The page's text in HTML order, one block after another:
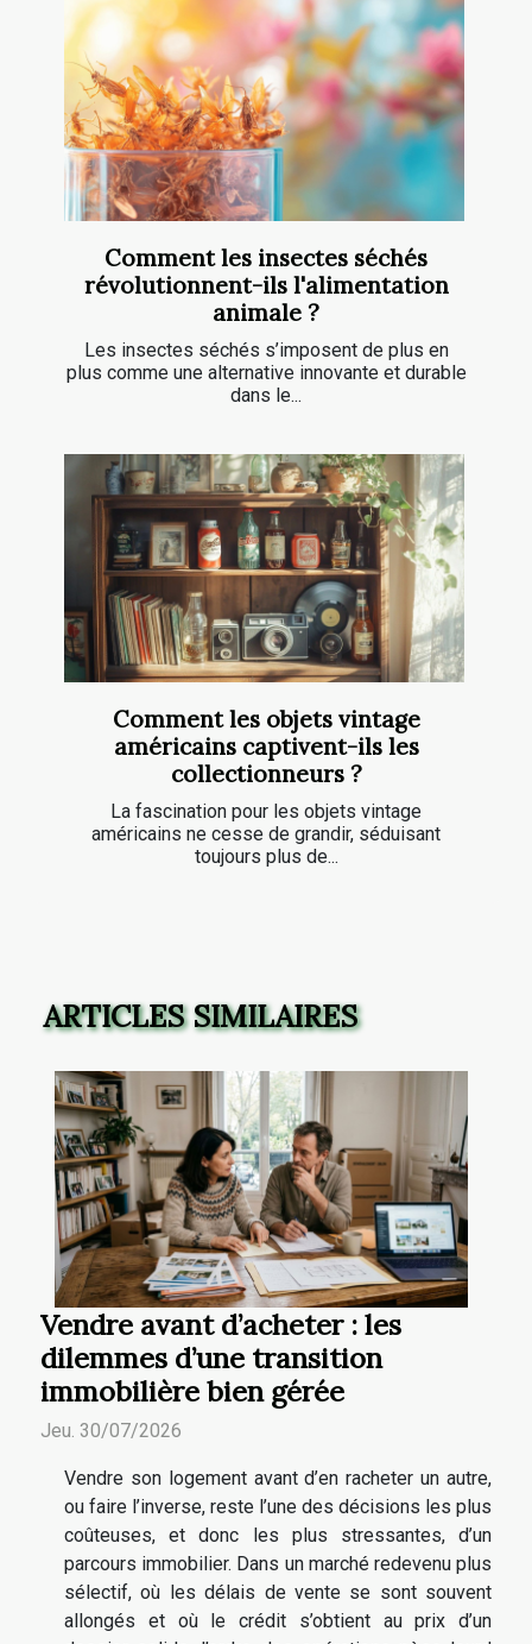
Comment les insectes séchés
révolutionnent-ils l'alimentation
animale ?
Les insectes séchés s’imposent de plus en
plus comme une alternative innovante et durable
dans le...
Comment les objets vintage
américains captivent-ils les
collectionneurs ?
La fascination pour les objets vintage
américains ne cesse de grandir, séduisant
toujours plus de...
ARTICLES SIMILAIRES
Vendre avant d’acheter : les
dilemmes d’une transition
immobilière bien gérée
Jeu. 30/07/2026
Vendre son logement avant d’en racheter un autre,
ou faire l’inverse, reste l’une des décisions les plus
coûteuses, et donc les plus stressantes, d’un
parcours immobilier. Dans un marché redevenu plus
sélectif, où les délais de vente se sont souvent
allongés et où le crédit s’obtient au prix d’un